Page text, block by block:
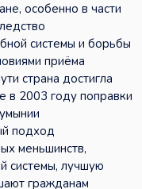
особенно в части
системы и борьбы
приёма
страна достигла
в 2003 году поправки
подход
меньшинств,
системы, лучшую
гражданам